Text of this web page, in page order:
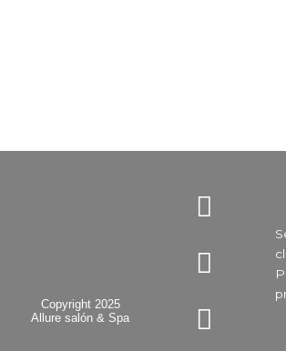
Copyright 2025
Allure salón & Spa
I
n
s
t
a
g
F
a
c
e
b
o
Y
o
u
t
u
b